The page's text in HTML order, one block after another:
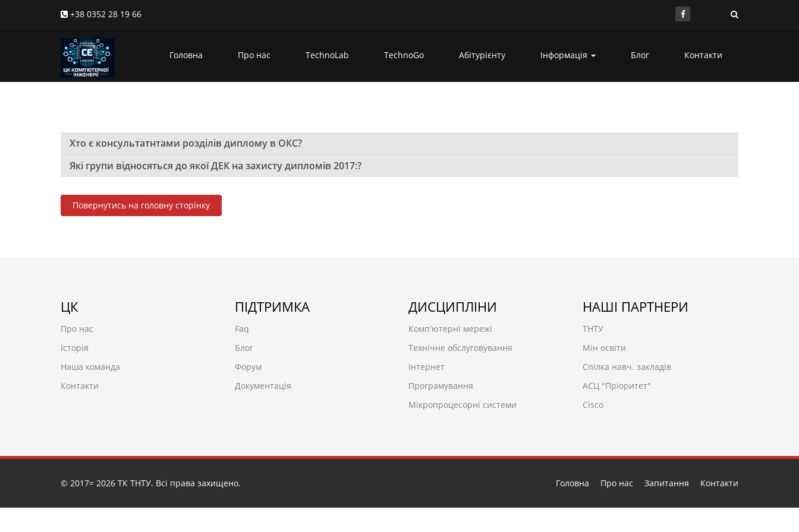
+38 0352 28 19 66
Головна Про нас TechnoLab TechnoGo Абітурієнту Інформація Блог Контакти
Хто є консультатнтами розділів диплому в ОКС?
Які групи відносяться до якої ДЕК на захисту дипломів 2017:?
Повернутись на головну сторінку
ЦК
Про нас
Історія
Наша команда
Контакти
ПІДТРИМКА
Faq
Блог
Форум
Документація
ДИСЦИПЛІНИ
Комп'ютерні мережі
Технічне обслуговування
Інтернет
Програмування
Мікропроцесорні системи
НАШІ ПАРТНЕРИ
ТНТУ
Мін освіти
Спілка навч. закладів
АСЦ "Пріоритет"
Cisco
© 2017= 2026 ТК ТНТУ. Всі права захищено. Головна Про нас Запитання Контакти